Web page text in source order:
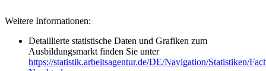
Weitere Informationen:
Detaillierte statistische Daten und Grafiken zum
Ausbildungsmarkt finden Sie unter
https://statistik.arbeitsagentur.de/DE/Navigation/Statistiken/